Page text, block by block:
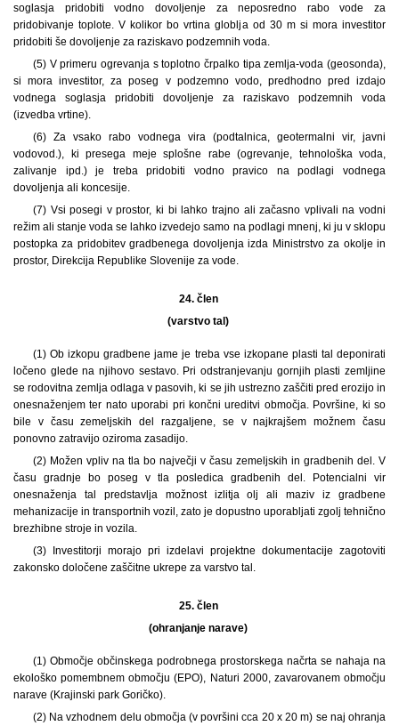
soglasja pridobiti vodno dovoljenje za neposredno rabo vode za
pridobivanje toplote. V kolikor bo vrtina globlja od 30 m si mora investitor
pridobiti še dovoljenje za raziskavo podzemnih voda.
(5) V primeru ogrevanja s toplotno črpalko tipa zemlja-voda (geosonda),
si mora investitor, za poseg v podzemno vodo, predhodno pred izdajo
vodnega soglasja pridobiti dovoljenje za raziskavo podzemnih voda
(izvedba vrtine).
(6) Za vsako rabo vodnega vira (podtalnica, geotermalni vir, javni
vodovod.), ki presega meje splošne rabe (ogrevanje, tehnološka voda,
zalivanje ipd.) je treba pridobiti vodno pravico na podlagi vodnega
dovoljenja ali koncesije.
(7) Vsi posegi v prostor, ki bi lahko trajno ali začasno vplivali na vodni
režim ali stanje voda se lahko izvedejo samo na podlagi mnenj, ki ju v sklopu
postopka za pridobitev gradbenega dovoljenja izda Ministrstvo za okolje in
prostor, Direkcija Republike Slovenije za vode.
24. člen
(varstvo tal)
(1) Ob izkopu gradbene jame je treba vse izkopane plasti tal deponirati
ločeno glede na njihovo sestavo. Pri odstranjevanju gornjih plasti zemljine
se rodovitna zemlja odlaga v pasovih, ki se jih ustrezno zaščiti pred erozijo in
onesnaženjem ter nato uporabi pri končni ureditvi območja. Površine, ki so
bile v času zemeljskih del razgaljene, se v najkrajšem možnem času
ponovno zatravijo oziroma zasadijo.
(2) Možen vpliv na tla bo največji v času zemeljskih in gradbenih del. V
času gradnje bo poseg v tla posledica gradbenih del. Potencialni vir
onesnaženja tal predstavlja možnost izlitja olj ali maziv iz gradbene
mehanizacije in transportnih vozil, zato je dopustno uporabljati zgolj tehnično
brezhibne stroje in vozila.
(3) Investitorji morajo pri izdelavi projektne dokumentacije zagotoviti
zakonsko določene zaščitne ukrepe za varstvo tal.
25. člen
(ohranjanje narave)
(1) Območje občinskega podrobnega prostorskega načrta se nahaja na
ekološko pomembnem območju (EPO), Naturi 2000, zavarovanem območju
narave (Krajinski park Goričko).
(2) Na vzhodnem delu območja (v površini cca 20 x 20 m) se naj ohranja